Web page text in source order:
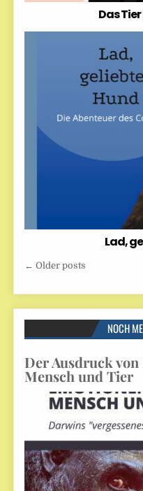
Das
Lad,
← Older posts
NOCH
Der Ausdruck
Mensch und Tier